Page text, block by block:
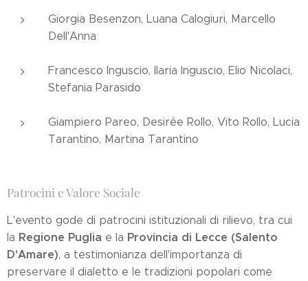
Giorgia Besenzon, Luana Calogiuri, Marcello
Dell'Anna
Francesco Inguscio, Ilaria Inguscio, Elio Nicolaci,
Stefania Parasido
Giampiero Pareo, Desirée Rollo, Vito Rollo, Lucia
Tarantino, Martina Tarantino
Patrocini e Valore Sociale
L'evento gode di patrocini istituzionali di rilievo, tra cui
la Regione Puglia e la Provincia di Lecce (Salento
D'Amare), a testimonianza dell'importanza di
preservare il dialetto e le tradizioni popolari come